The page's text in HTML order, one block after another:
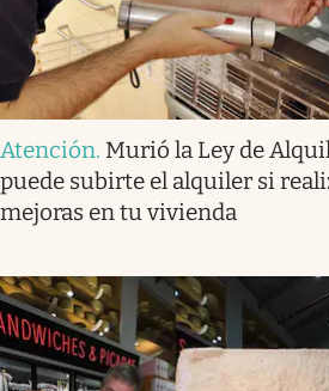
Atención. Murió la Ley de
puede subirte el alquiler si
mejoras en tu vivienda